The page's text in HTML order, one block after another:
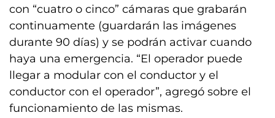
con “cuatro o cinco” cámaras que grabarán
continuamente (guardarán las imágenes
durante 90 días) y se podrán activar cuando
haya una emergencia. “El operador puede
llegar a modular con el conductor y el
conductor con el operador”, agregó sobre el
funcionamiento de las mismas.